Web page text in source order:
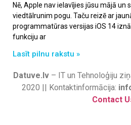
Nē, Apple nav ielavījies jūsu mājā un
viedtālrunim pogu. Taču reizē ar
programmatūras versijas iOS 14
funkciju ar
Lasīt pilnu rakstu »
Datuve.lv– IT un Tehnoloģiju
2020 || Kontaktinformācija:
Contact